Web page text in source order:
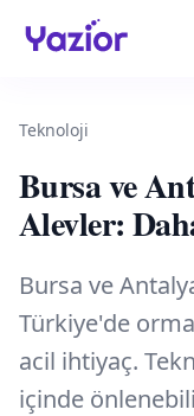
Teknoloji
Bursa ve
Alevler:
Bursa ve
Türkiye'de
acil ihtiyaç.
içinde